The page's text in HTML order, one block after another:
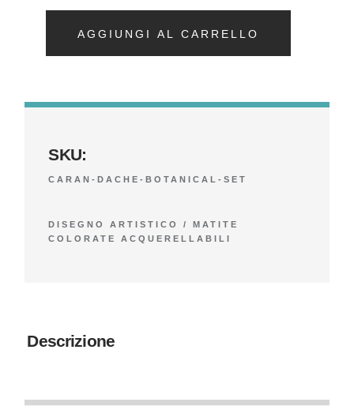
AGGIUNGI AL CARRELLO
SKU:
CARAN-DACHE-BOTANICAL-SET
DISEGNO ARTISTICO /MATITE
COLORATE ACQUERELLABILI
Descrizione